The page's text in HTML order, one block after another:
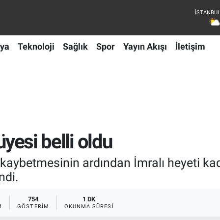
Teknoloji Sağlık Spor Yayın Akışı İletişim
belli oldu
kaybetmesinin ardından İmralı heyeti
754
GÖSTERIM
1 DK
OKUNMA SÜRESI